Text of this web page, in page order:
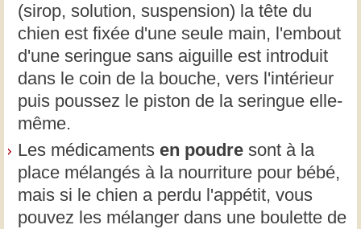
(sirop, solution, suspension) la tête du
chien est fixée d'une seule main, l'embout
d'une seringue sans aiguille est introduit
dans le coin de la bouche, vers l'intérieur
puis poussez le piston de la seringue elle-
même.
Les médicaments en poudre sont à la
place mélangés à la nourriture pour bébé,
mais si le chien a perdu l'appétit, vous
pouvez les mélanger dans une boulette de